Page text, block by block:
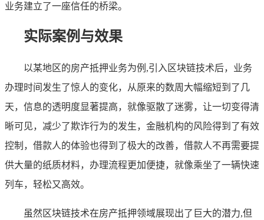
业务建立了一座信任的桥梁。
实际案例与效果
以某地区的房产抵押业务为例,引入区块链技术后，业务
办理时间发生了惊人的变化，从原来的数周大幅缩短到了几
天，信息的透明度显著提高，就像驱散了迷雾，让一切变得清
晰可见，减少了欺诈行为的发生，金融机构的风险得到了有效
控制，借款人的体验也得到了极大的改善，借款人不再需要提
供大量的纸质材料，办理流程更加便捷，就像乘坐了一辆快速
列车，轻松又高效。
虽然区块链技术在房产抵押领域展现出了巨大的潜力,但